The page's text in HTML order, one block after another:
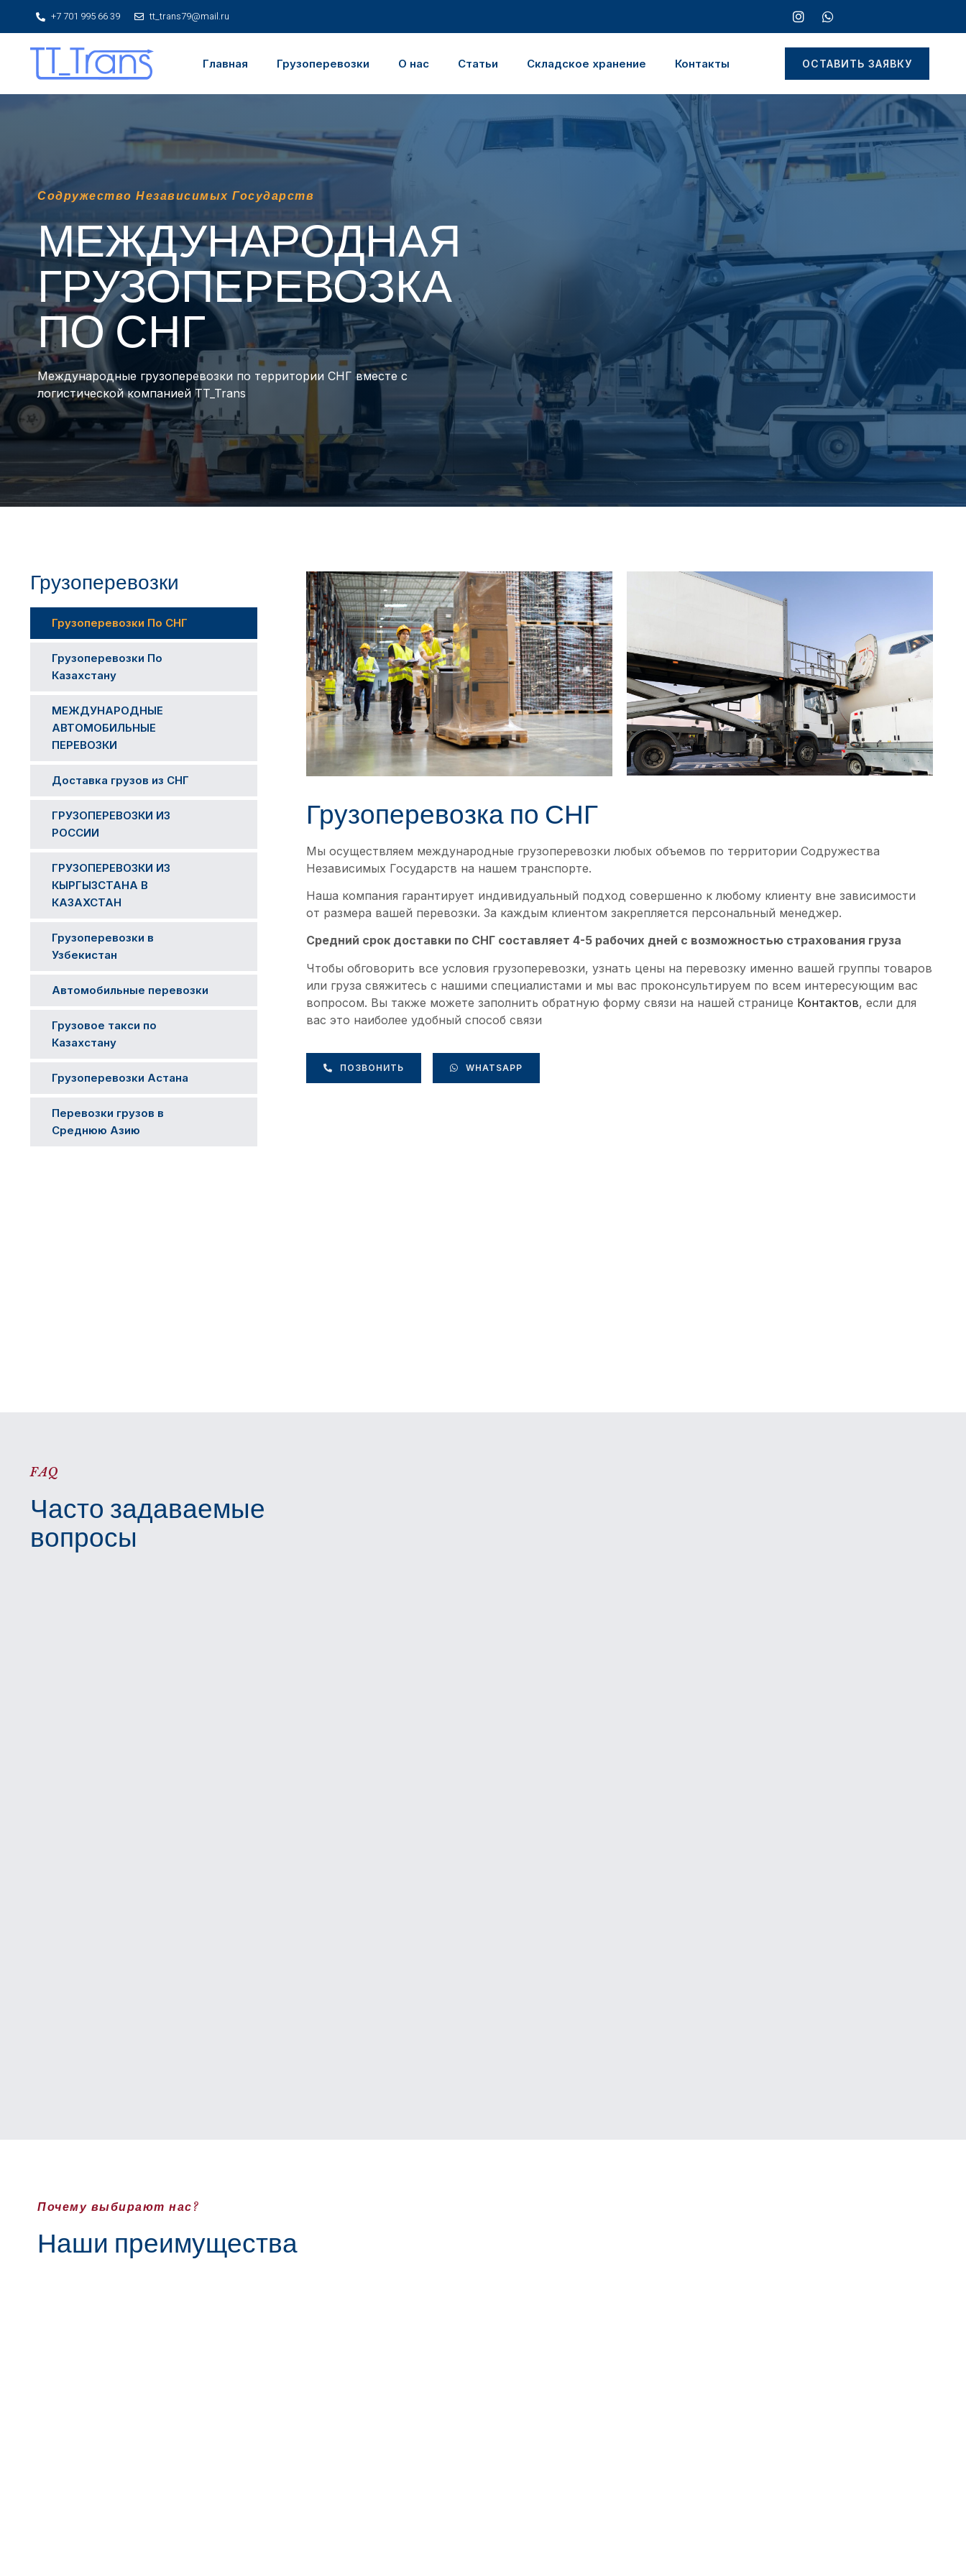
+7 701 995 66 39 tt_trans79@mail.ru
Главная Грузоперевозки О нас Статьи Складское хранение Контакты ОСТАВИТЬ ЗАЯВКУ
Содружество Независимых Государств
МЕЖДУНАРОДНАЯ
ГРУЗОПЕРЕВОЗКА
ПО СНГ
Международные грузоперевозки по территории СНГ вместе с
логистической компанией TT_Trans
Грузоперевозки
Грузоперевозки По СНГ
Грузоперевозки По
Казахстану
МЕЖДУНАРОДНЫЕ
АВТОМОБИЛЬНЫЕ
ПЕРЕВОЗКИ
Доставка грузов из СНГ
ГРУЗОПЕРЕВОЗКИ ИЗ
РОССИИ​
ГРУЗОПЕРЕВОЗКИ ИЗ
КЫРГЫЗСТАНА В
КАЗАХСТАН
Грузоперевозки в
Узбекистан
Автомобильные перевозки
Грузовое такси по
Казахстану
Грузоперевозки Астана
Перевозки грузов в
Среднюю Азию
Грузоперевозка по СНГ
Мы осуществляем международные грузоперевозки любых объемов по территории Содружества
Независимых Государств на нашем транспорте.
Наша компания гарантирует индивидуальный подход совершенно к любому клиенту вне зависимости
от размера вашей перевозки. За каждым клиентом закрепляется персональный менеджер.
Средний срок доставки по СНГ составляет 4-5 рабочих дней с возможностью страхования груза
Чтобы обговорить все условия грузоперевозки, узнать цены на перевозку именно вашей группы товаров
или груза свяжитесь с нашими специалистами и мы вас проконсультируем по всем интересующим вас
вопросом. Вы также можете заполнить обратную форму связи на нашей странице Контактов, если для
вас это наиболее удобный способ связи
ПОЗВОНИТЬ WHATSAPP
FAQ
Часто задаваемые
вопросы
Почему выбирают нас?
Наши преимущества